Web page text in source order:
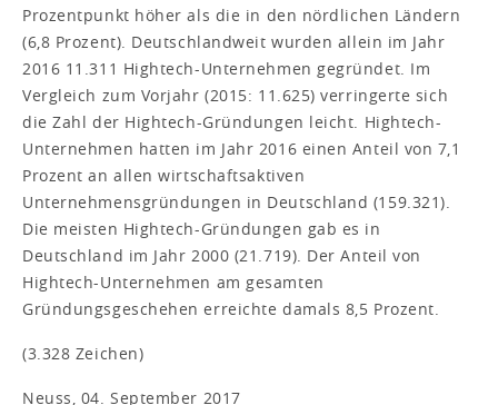
Prozentpunkt höher als die in den nördlichen Ländern
(6,8 Prozent). Deutschlandweit wurden allein im Jahr
2016 11.311 Hightech-Unternehmen gegründet. Im
Vergleich zum Vorjahr (2015: 11.625) verringerte sich
die Zahl der Hightech-Gründungen leicht. Hightech-
Unternehmen hatten im Jahr 2016 einen Anteil von 7,1
Prozent an allen wirtschaftsaktiven
Unternehmensgründungen in Deutschland (159.321).
Die meisten Hightech-Gründungen gab es in
Deutschland im Jahr 2000 (21.719). Der Anteil von
Hightech-Unternehmen am gesamten
Gründungsgeschehen erreichte damals 8,5 Prozent.
(3.328 Zeichen)
Neuss, 04. September 2017